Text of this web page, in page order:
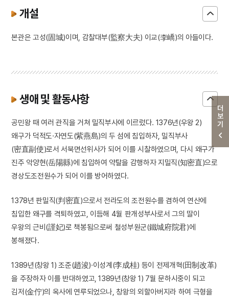
더보기
개설
본관은 고성(固城)이며, 감찰대부(監察大夫) 이교(李嶠)의 아들이다.
생애 및 활동사항
공민왕 때 여러 관직을 거쳐 밀직부사에 이르렀다. 1376년(우왕 2)
왜구가 덕적도·자연도(紫燕島)의 두 섬에 침입하자, 밀직부사
(密直副使)로서 서북면선위사가 되어 이를 시찰하였으며, 다시 왜구가
진주 악양현(岳陽縣)에 침입하여 약탈을 감행하자 지밀직(知密直)으로
경상도조전원수가 되어 이를 방어하였다.
1378년 판밀직(判密直)으로서 전라도의 조전원수를 겸하여 연산에
침입한 왜구를 격퇴하였고, 이듬해 4월 판개성부사로서 그의 딸이
우왕의 근비(謹妃)로 책봉됨으로써 철성부원군(鐵城府院君)에
봉해졌다.
1389년(창왕 1) 조준(趙浚)·이성계(李成桂) 등이 전제개혁(田制改革)
을 주장하자 이를 반대하였고, 1389년(창왕 1) 7월 문하시중이 되고
김저(金佇)의 옥사에 연루되었으나, 창왕의 외할아버지라 하여 극형을